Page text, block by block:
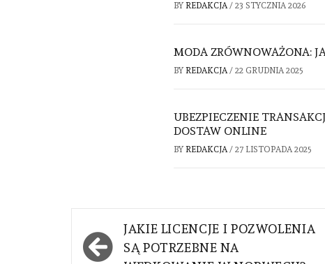
BY REDAKCJA/ 23 STYCZNIA 2026
MODA ZRÓWNOWAŻONA:
BY REDAKCJA/ 22 GRUDNIA 2025
UBEZPIECZENIE
DOSTAW ONLINE
BY REDAKCJA/ 27 LISTOPADA 2025
Nawigacja
wpisu
JAKIE LICENCJE I POZWOLENIA
SĄ POTRZEBNE NA